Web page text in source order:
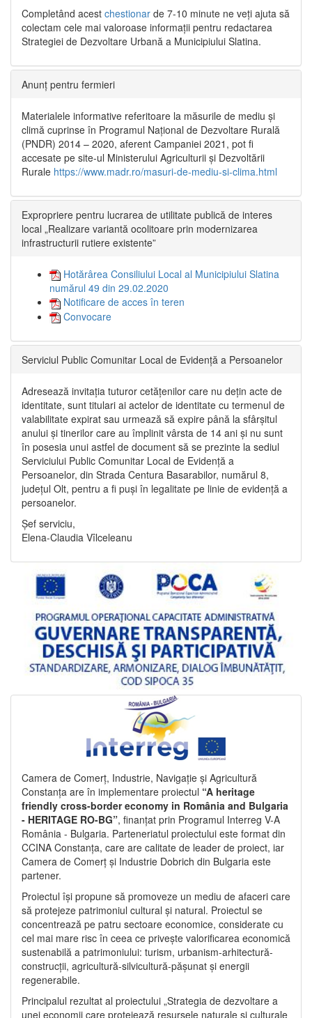
Completând acest chestionar de 7-10 minute ne veți ajuta să
colectam cele mai valoroase informații pentru redactarea
Strategiei de Dezvoltare Urbană a Municipiului Slatina.
Anunț pentru fermieri
Materialele informative referitoare la măsurile de mediu și
climă cuprinse în Programul Național de Dezvoltare Rurală
(PNDR) 2014 – 2020, aferent Campaniei 2021, pot fi
accesate pe site-ul Ministerului Agriculturii și Dezvoltării
Rurale https://www.madr.ro/masuri-de-mediu-si-clima.html
Expropriere pentru lucrarea de utilitate publică de interes
local „Realizare variantă ocolitoare prin modernizarea
infrastructurii rutiere existente”
Hotărârea Consiliului Local al Municipiului Slatina
numărul 49 din 29.02.2020
Notificare de acces în teren
Convocare
Serviciul Public Comunitar Local de Evidență a Persoanelor
Adresează invitația tuturor cetățenilor care nu dețin acte de
identitate, sunt titulari ai actelor de identitate cu termenul de
valabilitate expirat sau urmează să expire până la sfârșitul
anului și tinerilor care au împlinit vârsta de 14 ani și nu sunt
în posesia unui astfel de document să se prezinte la sediul
Serviciului Public Comunitar Local de Evidență a
Persoanelor, din Strada Centura Basarabilor, numărul 8,
județul Olt, pentru a fi puși în legalitate pe linie de evidență a
persoanelor.
Șef serviciu,
Elena-Claudia Vîlceleanu
Camera de Comerț, Industrie, Navigație și Agricultură
Constanța are în implementare proiectul “A heritage
friendly cross-border economy in România and Bulgaria
- HERITAGE RO-BG”, finanțat prin Programul Interreg V-A
România - Bulgaria. Parteneriatul proiectului este format din
CCINA Constanța, care are calitate de leader de proiect, iar
Camera de Comerț și Industrie Dobrich din Bulgaria este
partener.
Proiectul își propune să promoveze un mediu de afaceri care
să protejeze patrimoniul cultural și natural. Proiectul se
concentrează pe patru sectoare economice, considerate cu
cel mai mare risc în ceea ce privește valorificarea economică
sustenabilă a patrimoniului: turism, urbanism-arhitectură-
construcții, agricultură-silvicultură-pășunat și energii
regenerabile.
Principalul rezultat al proiectului „Strategia de dezvoltare a
unei economii care protejează resursele naturale și culturale